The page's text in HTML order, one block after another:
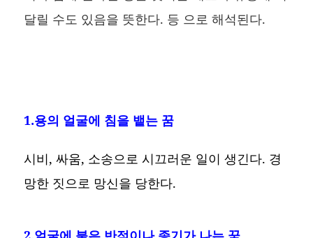
달릴 수도 있음을 뜻한다. 등 으로 해석된다.
1.용의 얼굴에 침을 뱉는 꿈
시비, 싸움, 소송으로 시끄러운 일이 생긴다. 경
망한 짓으로 망신을 당한다.